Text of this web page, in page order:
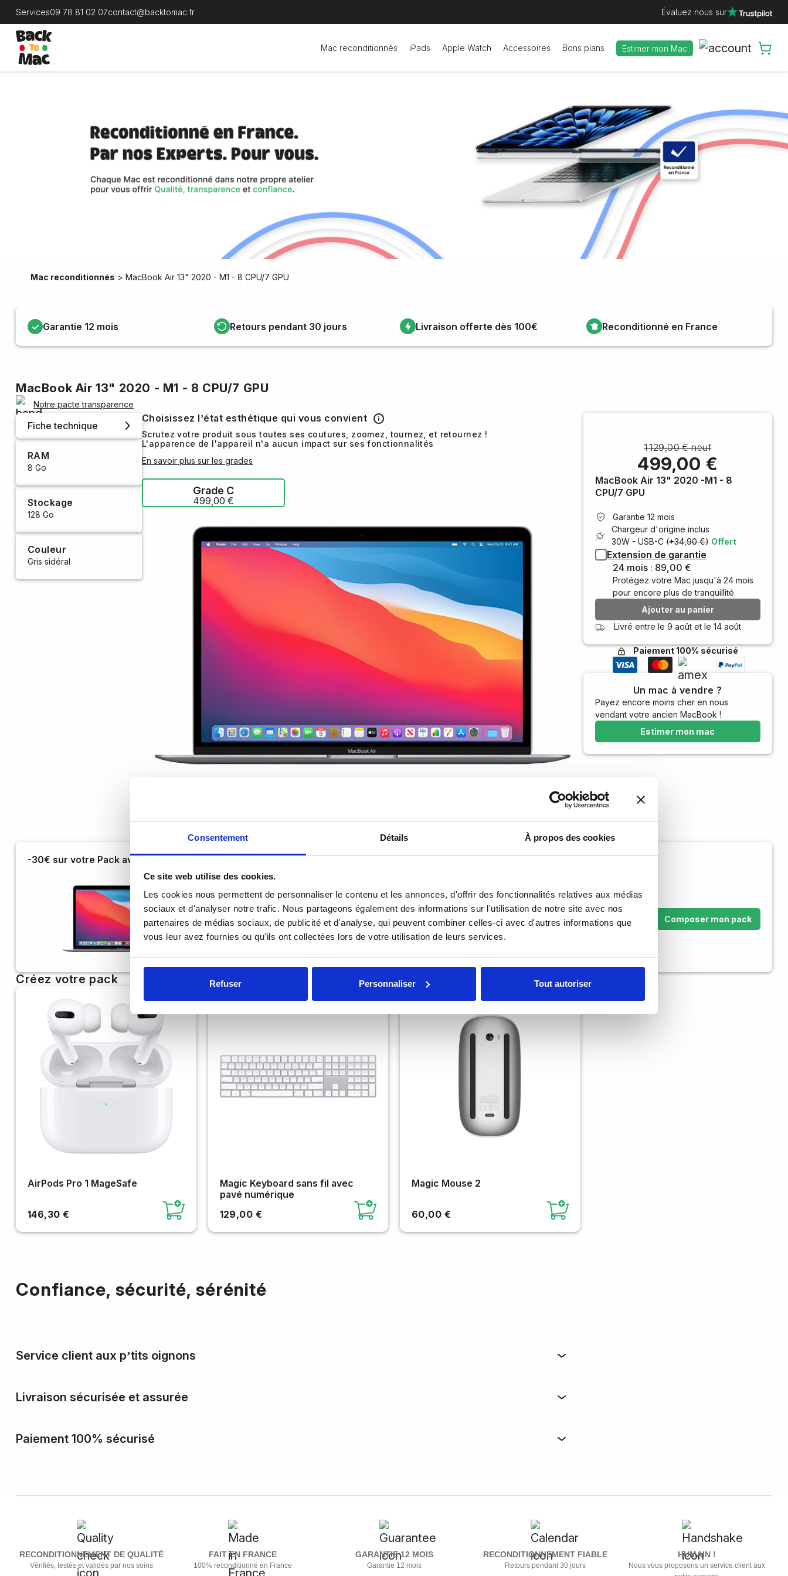
Consentement Détails À propos des cookies
Ce site web utilise des cookies.
Les cookies nous permettent de personnaliser le contenu et les annonces, d'offrir des fonctionnalités relatives aux médias
sociaux et d'analyser notre trafic. Nous partageons également des informations sur l'utilisation de notre site avec nos
partenaires de médias sociaux, de publicité et d'analyse, qui peuvent combiner celles-ci avec d'autres informations que
vous leur avez fournies ou qu'ils ont collectées lors de votre utilisation de leurs services.
Refuser Personnaliser Tout autoriser
Services09 78 81 02 07contact@backtomac.fr Évaluez nous sur
Mac reconditionnés iPads Apple Watch Accessoires Bons plans Estimer mon Mac
Mac reconditionnés > MacBook Air 13" 2020 - M1 - 8 CPU/7 GPU
Garantie 12 mois Retours pendant 30 jours Livraison offerte dès 100€ Reconditionné en France
MacBook Air 13" 2020 - M1 - 8 CPU/7 GPU
Notre pacte transparence
RAM
8 Go
Stockage
128 Go
Couleur
Gris sidéral
Fiche technique
Choisissez l’état esthétique qui vous convient
Scrutez votre produit sous toutes ses coutures, zoomez, tournez, et retournez !
L'apparence de l'appareil n'a aucun impact sur ses fonctionnalités
En savoir plus sur les grades
Grade C
499,00 €
1 129,00 € neuf
499,00 €
MacBook Air 13" 2020 -M1 - 8
CPU/7 GPU
Garantie 12 mois
Chargeur d'origine inclus
30W - USB-C (+34,90 €) Offert
Extension de garantie
24 mois : 89,00 €
Protégez votre Mac jusqu'à 24 mois
pour encore plus de tranquillité
Ajouter au panier
Livré entre le 9 aoûtet le 14 août
Paiement 100% sécurisé
Un mac à vendre ?
Payez encore moins cher en nous
vendant votre ancien MacBook !
Estimer mon mac
-30€ sur votre Pack avec accessoires d’origines
Composer mon pack
Créez votre pack
AirPods Pro 1 MageSafe
146,30 €
Magic Keyboard sans fil avec
pavé numérique
129,00 €
Magic Mouse 2
60,00 €
Confiance, sécurité, sérénité
Service client aux p’tits oignons
Livraison sécurisée et assurée
Paiement 100% sécurisé
RECONDITIONNEMENT DE QUALITÉ
Vérifiés, testés et validés par nos soins
FAIT EN FRANCE
100% reconditionné en France
GARANTIE 12 MOIS
Garantie 12 mois
RECONDITIONNEMENT FIABLE
Retours pendant 30 jours
HUMAIN !
Nous vous proposons un service client aux